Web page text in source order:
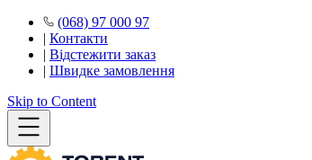
(068) 97 000 97
| Контакти
| Відстежити заказ
| Швидке замовлення
Skip to Content